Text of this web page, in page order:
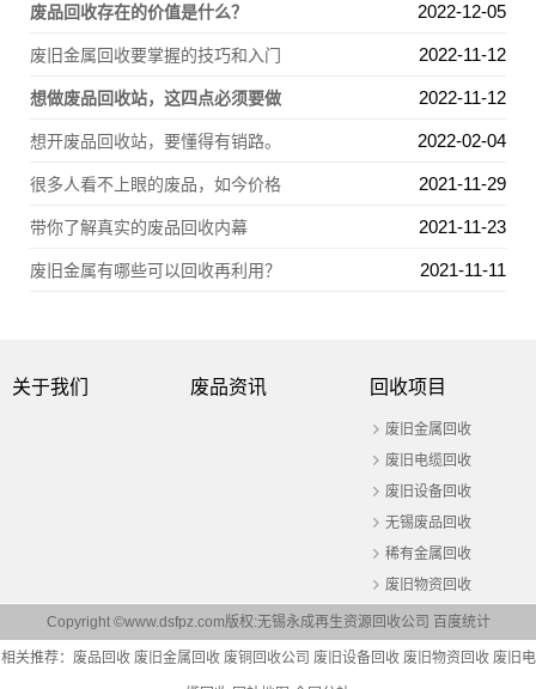
废品回收存在的价值是什么？ 2022-12-05
废旧金属回收要掌握的技巧和入门 2022-11-12
想做废品回收站，这四点必须要做 2022-11-12
想开废品回收站，要懂得有销路。 2022-02-04
很多人看不上眼的废品，如今价格 2021-11-29
带你了解真实的废品回收内幕 2021-11-23
废旧金属有哪些可以回收再利用？ 2021-11-11
关于我们 废品资讯 回收项目
废旧金属回收
废旧电缆回收
废旧设备回收
无锡废品回收
稀有金属回收
废旧物资回收
Copyright ©www.dsfpz.com版权:无锡永成再生资源回收公司 百度统计
相关推荐： 废品回收 废旧金属回收 废铜回收公司 废旧设备回收 废旧物资回收 废旧电